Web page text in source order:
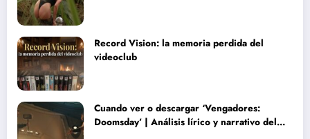
Record Vision: la memoria perdida del
videoclub
Cuando ver o descargar ‘Vengadores:
Doomsday’ | Análisis lírico y narrativo del